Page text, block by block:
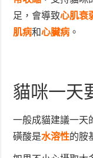
足，會導致心肌衰
肌病和心臟病 。
貓咪一天
一般成貓建議一天
磺酸是水溶性的胺